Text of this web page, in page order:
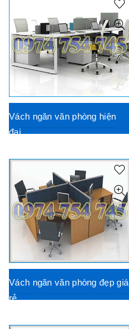
Vách ngăn văn phòng hiện
đại
Vách ngăn văn phòng đẹp giá
rẻ